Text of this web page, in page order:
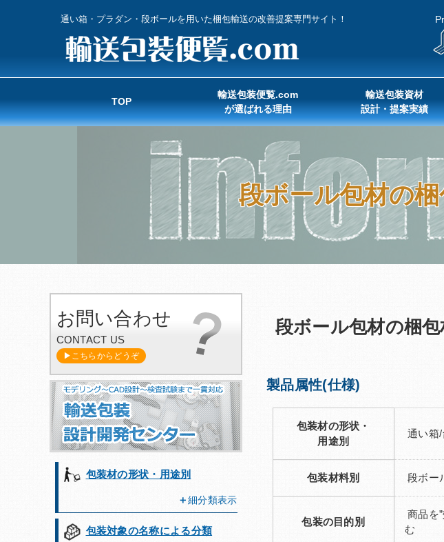
通い箱・プラダン・段ボールを用いた梱包輸送の改善提案専門サイト！
TOP
輸送包装便覧.com
が選ばれる理由
輸送包装資材
設計・提案実績
段ボール包材の
段ボール包材の梱
製品属性(仕様)
包装材の形状・
用途別
通い箱
包装材料別 段ボー
包装の目的別
商品を
む
お問い合わせ
CONTACT US
▶こちらからどうぞ
包装材の形状・用途別
細分類表示
包装対象の名称による分類